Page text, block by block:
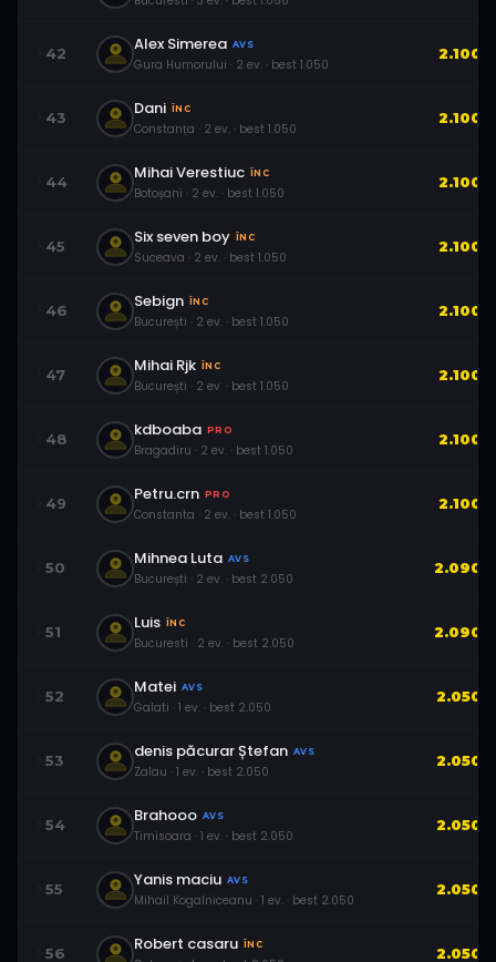
42 Alex Simerea AVS
Gura Humorului · 2 ev. · best 1.050
2.100
43 Dani ÎNC
Constanța · 2 ev. · best 1.050
2.100
44 Mihai Verestiuc ÎNC
Botoșani · 2 ev. · best 1.050
2.100
45 Six seven boy ÎNC
Suceava · 2 ev. · best 1.050
2.100
46 Sebign ÎNC
București · 2 ev. · best 1.050
2.100
47 Mihai Rjk ÎNC
București · 2 ev. · best 1.050
2.100
48 kdboaba PRO
Bragadiru · 2 ev. · best 1.050
2.100
49 Petru.crn PRO
Constanta · 2 ev. · best 1.050
2.100
50 Mihnea Luta AVS
București · 2 ev. · best 2.050
2.090
51 Luis ÎNC
Bucuresti · 2 ev. · best 2.050
2.090
52 Matei AVS
Galati · 1 ev. · best 2.050
2.050
53 denis păcurar Ștefan AVS
Zalau · 1 ev. · best 2.050
2.050
54 Brahooo AVS
Timisoara · 1 ev. · best 2.050
2.050
55 Yanis maciu AVS
Mihail Kogalniceanu · 1 ev. · best 2.050
2.050
56 Robert casaru ÎNC 2.050